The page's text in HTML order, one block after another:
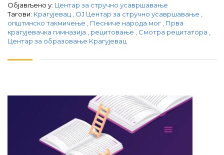
Објављено у: Центар за стручно усавршавање
Тагови: Крагујевац ОЈ Центар за стручно усавршавање
општинско такмичење
Песниче народа мог
Прва
крагујевачка гимназија
рецитовање Смотра рецитатора
Центар за образовање Крагујевац